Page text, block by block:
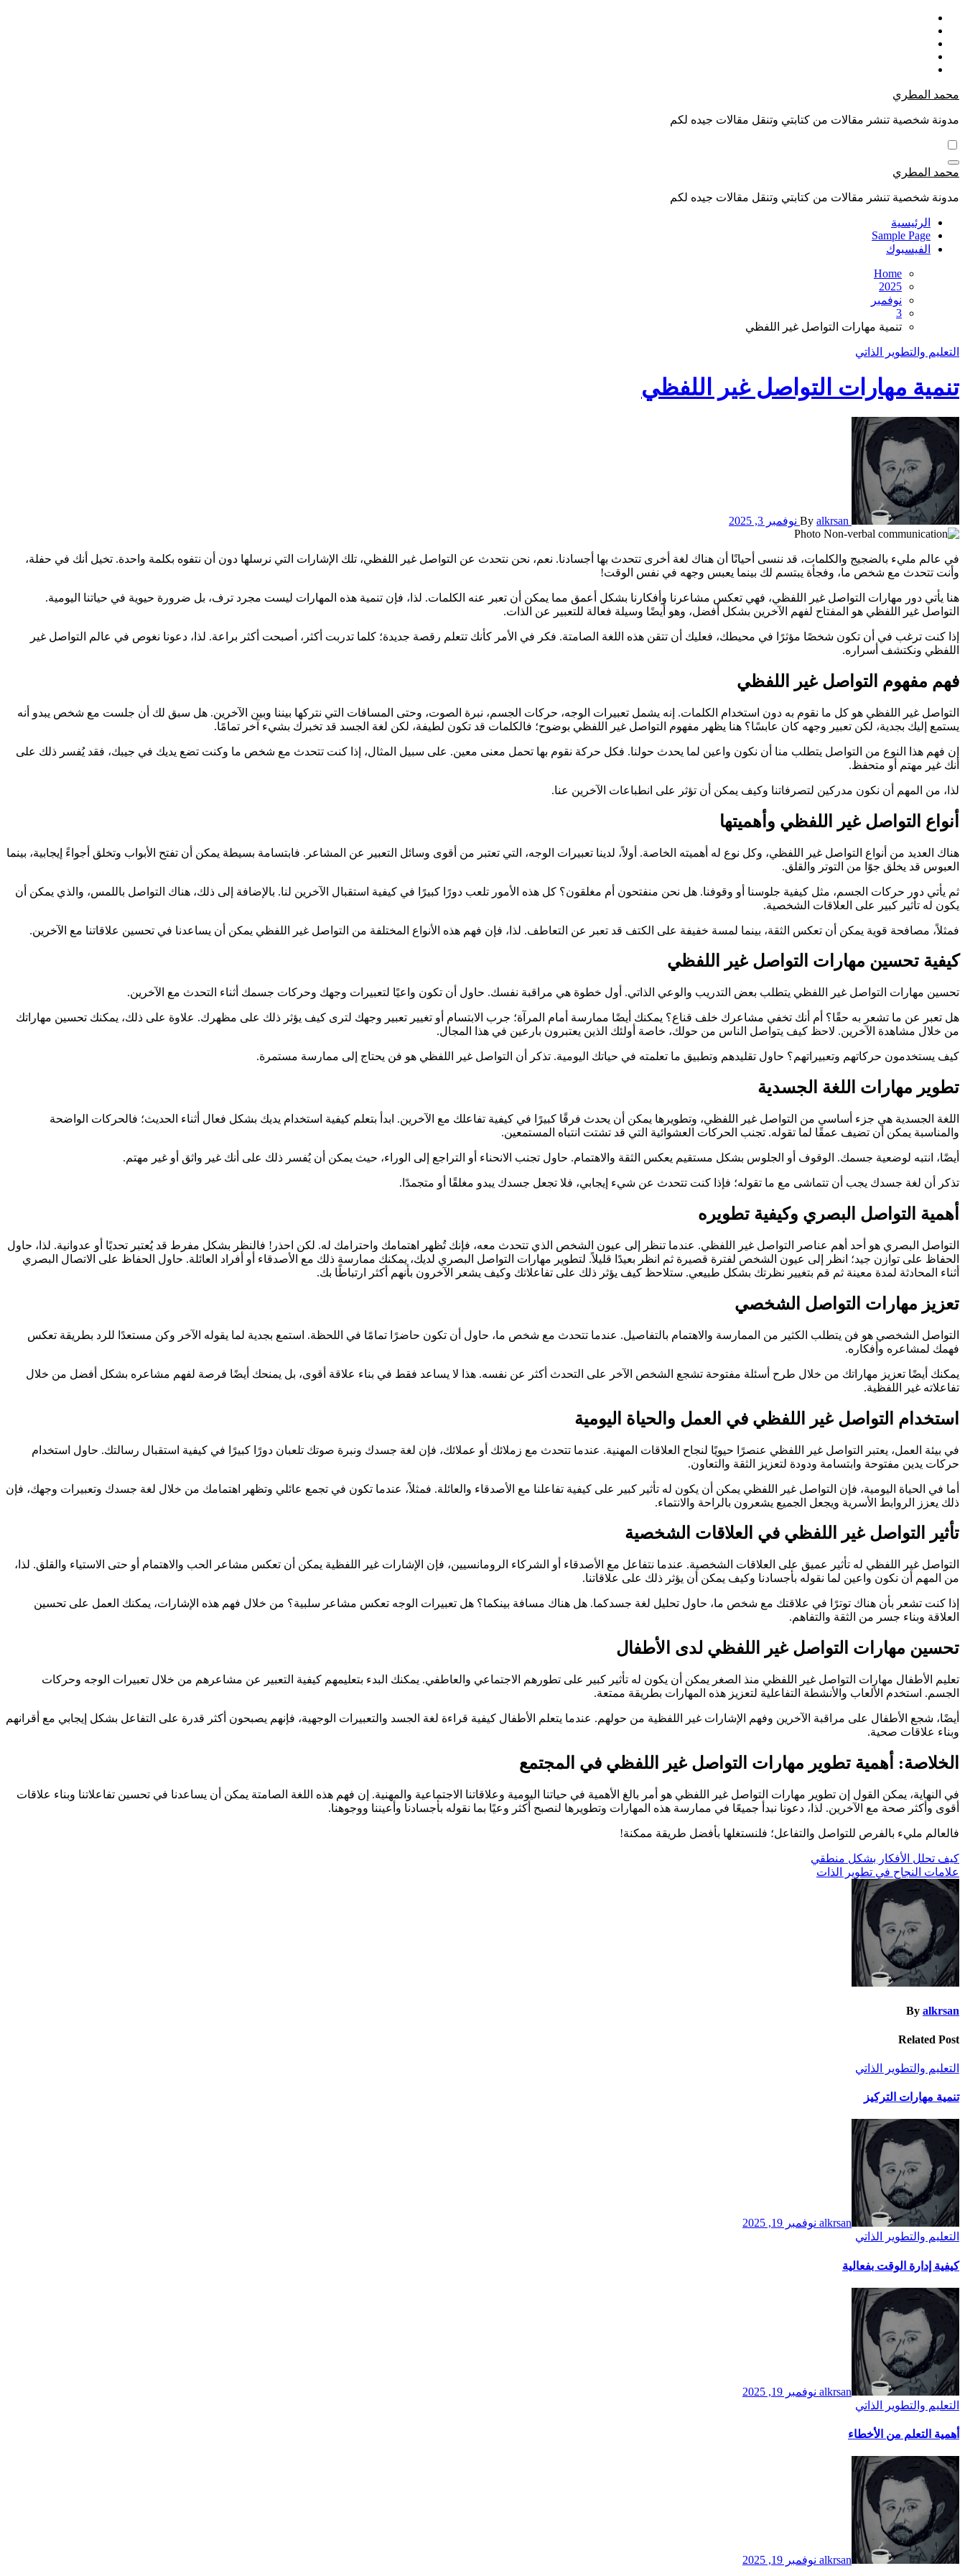
Skip
content
محمد المطري
مدونة شخصية تنشر مقالات من كتابتي وتنقل مقالات جيده لكم
محمد المطري
مدونة شخصية تنشر مقالات من كتابتي وتنقل مقالات جيده لكم
الرئيسية
Sample Page
الفيسبوك
Home
2025
نوفمبر
3
تنمية مهارات التواصل غير اللفظي
التعليم والتطوير الذاتي
تنمية مهارات التواصل غير اللفظي
By alkrsan نوفمبر 3, 2025
في عالم مليء بالضجيج والكلمات، قد ننسى أحيانًا أن هناك لغة أخرى تتحدث بها أجسادنا. نعم، نحن نتحدث عن التواصل غير اللفظي، تلك الإشارات التي نرسلها دون أن نتفوه بكلمة واحدة. تخيل أنك في حفلة،
وأنت تتحدث مع شخص ما، وفجأة يبتسم لك بينما يعبس وجهه في نفس الوقت!
هنا يأتي دور مهارات التواصل غير اللفظي، فهي تعكس مشاعرنا وأفكارنا بشكل أعمق مما يمكن أن تعبر عنه الكلمات. لذا، فإن تنمية هذه المهارات ليست مجرد ترف، بل ضرورة حيوية في حياتنا اليومية.
التواصل غير اللفظي هو المفتاح لفهم الآخرين بشكل أفضل، وهو أيضًا وسيلة فعالة للتعبير عن الذات.
إذا كنت ترغب في أن تكون شخصًا مؤثرًا في محيطك، فعليك أن تتقن هذه اللغة الصامتة. فكر في الأمر كأنك تتعلم رقصة جديدة؛ كلما تدربت أكثر، أصبحت أكثر براعة. لذا، دعونا نغوص في عالم التواصل غير
اللفظي ونكتشف أسراره.
فهم مفهوم التواصل غير اللفظي
التواصل غير اللفظي هو كل ما نقوم به دون استخدام الكلمات. إنه يشمل تعبيرات الوجه، حركات الجسم، نبرة الصوت، وحتى المسافات التي نتركها بيننا وبين الآخرين. هل سبق لك أن جلست مع شخص يبدو أنه
يستمع إليك بجدية، لكن تعبير وجهه كان عابسًا؟ هنا يظهر مفهوم التواصل غير اللفظي بوضوح؛ فالكلمات قد تكون لطيفة، لكن لغة الجسد قد تخبرك بشيء آخر تمامًا.
إن فهم هذا النوع من التواصل يتطلب منا أن نكون واعين لما يحدث حولنا. فكل حركة نقوم بها تحمل معنى معين. على سبيل المثال، إذا كنت تتحدث مع شخص ما وكنت تضع يديك في جيبك، فقد يُفسر ذلك على
أنك غير مهتم أو متحفظ.
لذا، من المهم أن نكون مدركين لتصرفاتنا وكيف يمكن أن تؤثر على انطباعات الآخرين عنا.
أنواع التواصل غير اللفظي وأهميتها
هناك العديد من أنواع التواصل غير اللفظي، وكل نوع له أهميته الخاصة. أولاً، لدينا تعبيرات الوجه، التي تعتبر من أقوى وسائل التعبير عن المشاعر. فابتسامة بسيطة يمكن أن تفتح الأبواب وتخلق أجواءً إيجابية، بينما
العبوس قد يخلق جوًا من التوتر والقلق.
ثم يأتي دور حركات الجسم، مثل كيفية جلوسنا أو وقوفنا. هل نحن منفتحون أم مغلقون؟ كل هذه الأمور تلعب دورًا كبيرًا في كيفية استقبال الآخرين لنا. بالإضافة إلى ذلك، هناك التواصل باللمس، والذي يمكن أن
يكون له تأثير كبير على العلاقات الشخصية.
فمثلاً، مصافحة قوية يمكن أن تعكس الثقة، بينما لمسة خفيفة على الكتف قد تعبر عن التعاطف. لذا، فإن فهم هذه الأنواع المختلفة من التواصل غير اللفظي يمكن أن يساعدنا في تحسين علاقاتنا مع الآخرين.
كيفية تحسين مهارات التواصل غير اللفظي
تحسين مهارات التواصل غير اللفظي يتطلب بعض التدريب والوعي الذاتي. أول خطوة هي مراقبة نفسك. حاول أن تكون واعيًا لتعبيرات وجهك وحركات جسمك أثناء التحدث مع الآخرين.
هل تعبر عن ما تشعر به حقًا؟ أم أنك تخفي مشاعرك خلف قناع؟ يمكنك أيضًا ممارسة أمام المرآة؛ جرب الابتسام أو تغيير تعبير وجهك لترى كيف يؤثر ذلك على مظهرك. علاوة على ذلك، يمكنك تحسين مهاراتك
من خلال مشاهدة الآخرين. لاحظ كيف يتواصل الناس من حولك، خاصة أولئك الذين يعتبرون بارعين في هذا المجال.
كيف يستخدمون حركاتهم وتعبيراتهم؟ حاول تقليدهم وتطبيق ما تعلمته في حياتك اليومية. تذكر أن التواصل غير اللفظي هو فن يحتاج إلى ممارسة مستمرة.
تطوير مهارات اللغة الجسدية
اللغة الجسدية هي جزء أساسي من التواصل غير اللفظي، وتطويرها يمكن أن يحدث فرقًا كبيرًا في كيفية تفاعلك مع الآخرين. ابدأ بتعلم كيفية استخدام يديك بشكل فعال أثناء الحديث؛ فالحركات الواضحة
والمناسبة يمكن أن تضيف عمقًا لما تقوله. تجنب الحركات العشوائية التي قد تشتت انتباه المستمعين.
أيضًا، انتبه لوضعية جسمك. الوقوف أو الجلوس بشكل مستقيم يعكس الثقة والاهتمام. حاول تجنب الانحناء أو التراجع إلى الوراء، حيث يمكن أن يُفسر ذلك على أنك غير واثق أو غير مهتم.
تذكر أن لغة جسدك يجب أن تتماشى مع ما تقوله؛ فإذا كنت تتحدث عن شيء إيجابي، فلا تجعل جسدك يبدو مغلقًا أو متجمدًا.
أهمية التواصل البصري وكيفية تطويره
التواصل البصري هو أحد أهم عناصر التواصل غير اللفظي. عندما تنظر إلى عيون الشخص الذي تتحدث معه، فإنك تُظهر اهتمامك واحترامك له. لكن احذر! فالنظر بشكل مفرط قد يُعتبر تحديًا أو عدوانية. لذا، حاول
الحفاظ على توازن جيد؛ انظر إلى عيون الشخص لفترة قصيرة ثم انظر بعيدًا قليلاً. لتطوير مهارات التواصل البصري لديك، يمكنك ممارسة ذلك مع الأصدقاء أو أفراد العائلة. حاول الحفاظ على الاتصال البصري
أثناء المحادثة لمدة معينة ثم قم بتغيير نظرتك بشكل طبيعي. ستلاحظ كيف يؤثر ذلك على تفاعلاتك وكيف يشعر الآخرون بأنهم أكثر ارتباطًا بك.
تعزيز مهارات التواصل الشخصي
التواصل الشخصي هو فن يتطلب الكثير من الممارسة والاهتمام بالتفاصيل. عندما تتحدث مع شخص ما، حاول أن تكون حاضرًا تمامًا في اللحظة. استمع بجدية لما يقوله الآخر وكن مستعدًا للرد بطريقة تعكس
فهمك لمشاعره وأفكاره.
يمكنك أيضًا تعزيز مهاراتك من خلال طرح أسئلة مفتوحة تشجع الشخص الآخر على التحدث أكثر عن نفسه. هذا لا يساعد فقط في بناء علاقة أقوى، بل يمنحك أيضًا فرصة لفهم مشاعره بشكل أفضل من خلال
تفاعلاته غير اللفظية.
استخدام التواصل غير اللفظي في العمل والحياة اليومية
في بيئة العمل، يعتبر التواصل غير اللفظي عنصرًا حيويًا لنجاح العلاقات المهنية. عندما تتحدث مع زملائك أو عملائك، فإن لغة جسدك ونبرة صوتك تلعبان دورًا كبيرًا في كيفية استقبال رسالتك. حاول استخدام
حركات يدين مفتوحة وابتسامة ودودة لتعزيز الثقة والتعاون.
أما في الحياة اليومية، فإن التواصل غير اللفظي يمكن أن يكون له تأثير كبير على كيفية تفاعلنا مع الأصدقاء والعائلة. فمثلاً، عندما تكون في تجمع عائلي وتظهر اهتمامك من خلال لغة جسدك وتعبيرات وجهك، فإن
ذلك يعزز الروابط الأسرية ويجعل الجميع يشعرون بالراحة والانتماء.
تأثير التواصل غير اللفظي في العلاقات الشخصية
التواصل غير اللفظي له تأثير عميق على العلاقات الشخصية. عندما نتفاعل مع الأصدقاء أو الشركاء الرومانسيين، فإن الإشارات غير اللفظية يمكن أن تعكس مشاعر الحب والاهتمام أو حتى الاستياء والقلق. لذا،
من المهم أن نكون واعين لما نقوله بأجسادنا وكيف يمكن أن يؤثر ذلك على علاقاتنا.
إذا كنت تشعر بأن هناك توترًا في علاقتك مع شخص ما، حاول تحليل لغة جسدكما. هل هناك مسافة بينكما؟ هل تعبيرات الوجه تعكس مشاعر سلبية؟ من خلال فهم هذه الإشارات، يمكنك العمل على تحسين
العلاقة وبناء جسر من الثقة والتفاهم.
تحسين مهارات التواصل غير اللفظي لدى الأطفال
تعليم الأطفال مهارات التواصل غير اللفظي منذ الصغر يمكن أن يكون له تأثير كبير على تطورهم الاجتماعي والعاطفي. يمكنك البدء بتعليمهم كيفية التعبير عن مشاعرهم من خلال تعبيرات الوجه وحركات
الجسم. استخدم الألعاب والأنشطة التفاعلية لتعزيز هذه المهارات بطريقة ممتعة.
أيضًا، شجع الأطفال على مراقبة الآخرين وفهم الإشارات غير اللفظية من حولهم. عندما يتعلم الأطفال كيفية قراءة لغة الجسد والتعبيرات الوجهية، فإنهم يصبحون أكثر قدرة على التفاعل بشكل إيجابي مع أقرانهم
وبناء علاقات صحية.
الخلاصة: أهمية تطوير مهارات التواصل غير اللفظي في المجتمع
في النهاية، يمكن القول إن تطوير مهارات التواصل غير اللفظي هو أمر بالغ الأهمية في حياتنا اليومية وعلاقاتنا الاجتماعية والمهنية. إن فهم هذه اللغة الصامتة يمكن أن يساعدنا في تحسين تفاعلاتنا وبناء علاقات
أقوى وأكثر صحة مع الآخرين. لذا، دعونا نبدأ جميعًا في ممارسة هذه المهارات وتطويرها لنصبح أكثر وعيًا بما نقوله بأجسادنا وأعيننا ووجوهنا.
فالعالم مليء بالفرص للتواصل والتفاعل؛ فلنستغلها بأفضل طريقة ممكنة!
تصفّح
المقالات
كيف تحلل الأفكار بشكل منطقي
علامات النجاح في تطوير الذات
By alkrsan
Related Post
التعليم والتطوير الذاتي
تنمية مهارات التركيز
alkrsan نوفمبر 19, 2025
التعليم والتطوير الذاتي
كيفية إدارة الوقت بفعالية
alkrsan نوفمبر 19, 2025
التعليم والتطوير الذاتي
أهمية التعلم من الأخطاء
alkrsan نوفمبر 19, 2025